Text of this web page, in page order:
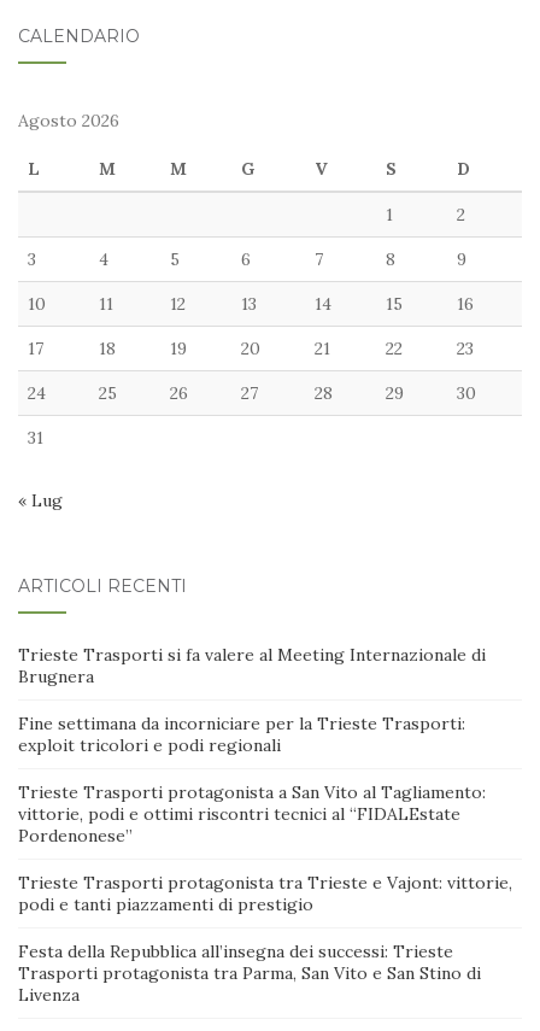
CALENDARIO
Agosto 2026
L M M G V S D
1 2
3 4 5 6 7 8 9
10 11 12 13 14 15 16
17 18 19 20 21 22 23
24 25 26 27 28 29 30
31
« Lug
ARTICOLI RECENTI
Trieste Trasporti si fa valere al Meeting Internazionale di
Brugnera
Fine settimana da incorniciare per la Trieste Trasporti:
exploit tricolori e podi regionali
Trieste Trasporti protagonista a San Vito al Tagliamento:
vittorie, podi e ottimi riscontri tecnici al “FIDALEstate
Pordenonese”
Trieste Trasporti protagonista tra Trieste e Vajont: vittorie,
podi e tanti piazzamenti di prestigio
Festa della Repubblica all’insegna dei successi: Trieste
Trasporti protagonista tra Parma, San Vito e San Stino di
Livenza